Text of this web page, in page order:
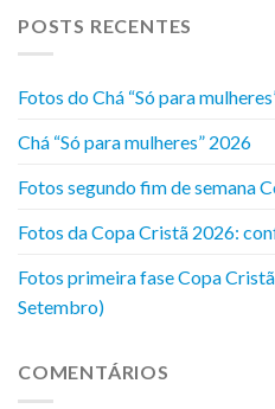
POSTS RECENTES
Fotos do Chá “Só para
Chá “Só para mulheres” 2026
Fotos segundo fim de semana
Fotos da Copa Cristã 2026:
Fotos primeira fase Copa
Setembro)
COMENTÁRIOS